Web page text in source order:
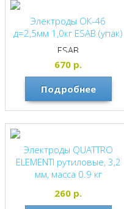
Электроды ОК-46
д=2,5мм 1,0кг ESAB (упак)
ESAB
670 р.
Подробнее
Электроды QUATTRO
ELEMENTI рутиловые, 3,2
мм, масса 0.9 кг
QUATTRO ELEMENTI
260 р.